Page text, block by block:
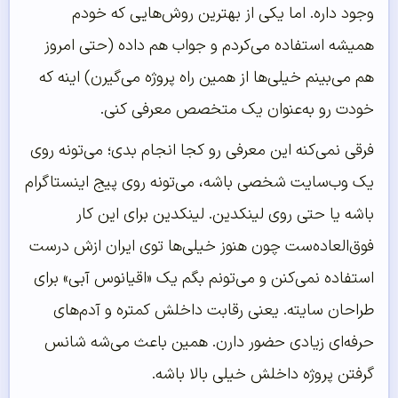
وجود داره. اما یکی از بهترین روش‌هایی که خودم
همیشه استفاده می‌کردم و جواب هم داده (حتی امروز
هم می‌بینم خیلی‌ها از همین راه پروژه می‌گیرن) اینه که
خودت رو به‌عنوان یک متخصص معرفی کنی.
فرقی نمی‌کنه این معرفی رو کجا انجام بدی؛ می‌تونه روی
یک وب‌سایت شخصی باشه، می‌تونه روی پیج اینستاگرام
باشه یا حتی روی لینکدین. لینکدین برای این کار
فوق‌العاده‌ست چون هنوز خیلی‌ها توی ایران ازش درست
استفاده نمی‌کنن و می‌تونم بگم یک «اقیانوس آبی» برای
طراحان سایته. یعنی رقابت داخلش کمتره و آدم‌های
حرفه‌ای زیادی حضور دارن. همین باعث می‌شه شانس
گرفتن پروژه داخلش خیلی بالا باشه.